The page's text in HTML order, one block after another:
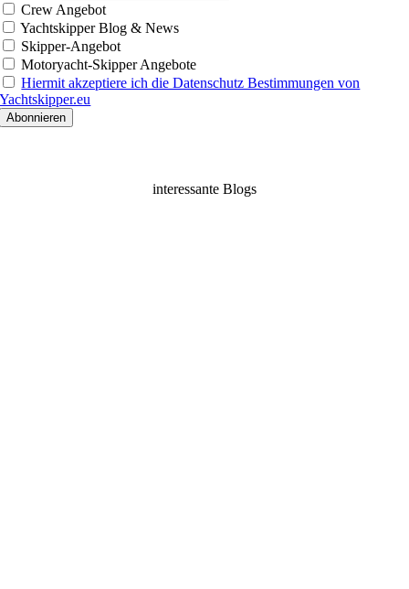
Crew Angebot
Yachtskipper Blog & News
Skipper-Angebot
Motoryacht-Skipper Angebote
Hiermit akzeptiere ich die Datenschutz Bestimmungen von
Yachtskipper.eu
interessante Blogs